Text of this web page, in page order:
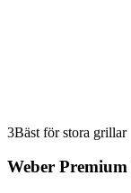
3Bäst för stora grillar
Weber